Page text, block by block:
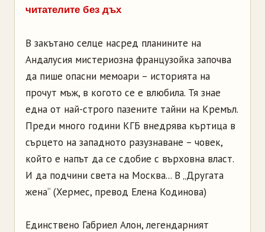
читателите без дъх
В закътано селце насред планините на
Андалусия мистериозна французойка започва
да пише опасни мемоари – историята на
прочут мъж, в когото се е влюбила. Тя знае
една от най-строго пазените тайни на Кремъл.
Преди много години КГБ внедрява къртица в
сърцето на западното разузнаване – човек,
който е напът да се сдобие с върховна власт.
И да подчини света на Москва... В „Другата
жена“ (Хермес, превод Елена Кодинова)
Единствено Габриел Алон, легендарният